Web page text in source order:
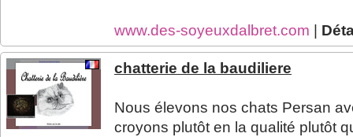
www.des-soyeuxdalbret.com |
chatterie de la baudiliere
Nous élevons nos chats Persan
croyons plutôt en la qualité plutôt